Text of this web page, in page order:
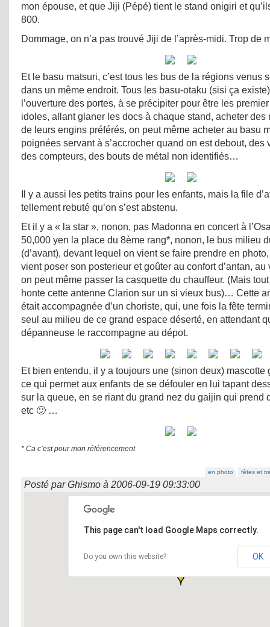
mon épouse, et que Jiji (Pépé) tient le stand onigiri et
800.
Dommage, on n’a pas trouvé Jiji de l’après-midi. Trop de
Et le basu matsuri, c’est tous les bus de la régions venus
dans un même endroit. Tous les basu-otaku (sisi ça
l’ouverture des portes, à se précipiter pour être les
idoles, allant glaner les docs à chaque stand, acheter des
de leurs engins préférés, on peut même acheter au basu
poignées servant à s’accrocher quand on est debout, des
des compteurs, des bouts de métal non identifiés…
Il y a aussi les petits trains pour les enfants, mais la file
tellement rebuté qu’on s’est abstenu.
Et il y a « la star », nonon, pas Madonna en concert à
50,000 yen la place du 8ème rang*, nonon, le bus milieu
(d’avant), devant lequel on vient se faire prendre en
vient poser son posterieur et goûter au confort d’antan, au
on peut même passer la casquette du chauffeur. (Mais
honte cette antenne Clarion sur un si vieux bus)… Cette
était accompagnée d’un choriste, qui, une fois la fête
seul au milieu de ce grand espace déserté, en attendant
dépanneuse le raccompagne au dépot.
Et bien entendu, il y a toujours une (sinon deux) mascotte
ce qui permet aux enfants de se défouler en lui tapant
sur la queue, en se riant du grand nez du gaijin qui prend
etc 🙂 …
* Ca c’est pour mon référencement
en photo fêtes et
Posté parGhismo à 2006-09-19 09:33:00
This page can't load Google Maps correctly.
Do you own this website? OK